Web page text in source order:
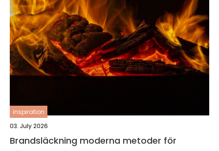
inspiration
03. July 2026
Brandsläckning moderna metoder för